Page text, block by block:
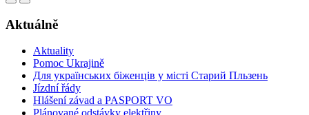
Aktuálně
Aktuality
Pomoc Ukrajině
Для українських біженців у місті Старий Пльзень
Jízdní řády
Hlášení závad a PASPORT VO